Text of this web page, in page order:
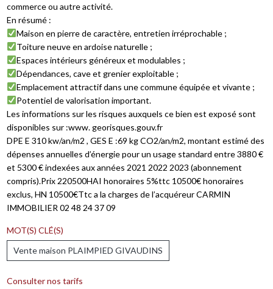
commerce ou autre activité.
En résumé :
Maison en pierre de caractère, entretien irréprochable ;
Toiture neuve en ardoise naturelle ;
Espaces intérieurs généreux et modulables ;
Dépendances, cave et grenier exploitable ;
Emplacement attractif dans une commune équipée et vivante ;
Potentiel de valorisation important.
Les informations sur les risques auxquels ce bien est exposé sont
disponibles sur :www. georisques.gouv.fr
DPE E 310 kw/an/m2 , GES E :69 kg CO2/an/m2, montant estimé des
dépenses annuelles d’énergie pour un usage standard entre 3880 €
et 5300 € indexées aux années 2021 2022 2023 (abonnement
compris).Prix 220500HAI honoraires 5%ttc 10500€ honoraires
exclus, HN 10500€Ttc a la charges de l’acquéreur CARMIN
IMMOBILIER 02 48 24 37 09
MOT(S) CLÉ(S)
Vente maison PLAIMPIED GIVAUDINS
Consulter nos tarifs